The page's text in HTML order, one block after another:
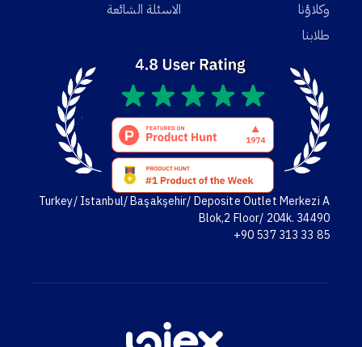
وكلاؤنا
طلابنا
الاسئلة الشائعة
Turkey/ Istanbul/ Başakşehir/ Deposite Outlet Merkezi A
Blok,2 Floor/ 204k. 34490
+90 537 313 33 85